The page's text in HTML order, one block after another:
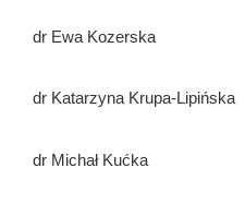
dr Ewa Kozerska
dr Katarzyna Krupa-Lipińska
dr Michał Kućka